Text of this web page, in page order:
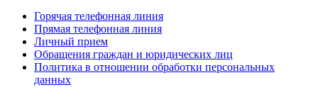
Горячая телефонная линия
Прямая телефонная линия
Личный прием
Обращения граждан и юридических лиц
Политика в отношении обработки персональных
данных